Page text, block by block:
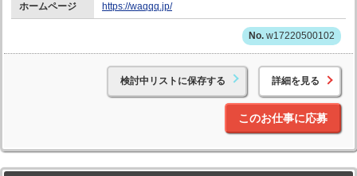
ホームページ https://waqqq.jp/
w17220500102
検討中リストに保存する 詳細を見る
このお仕事に応募